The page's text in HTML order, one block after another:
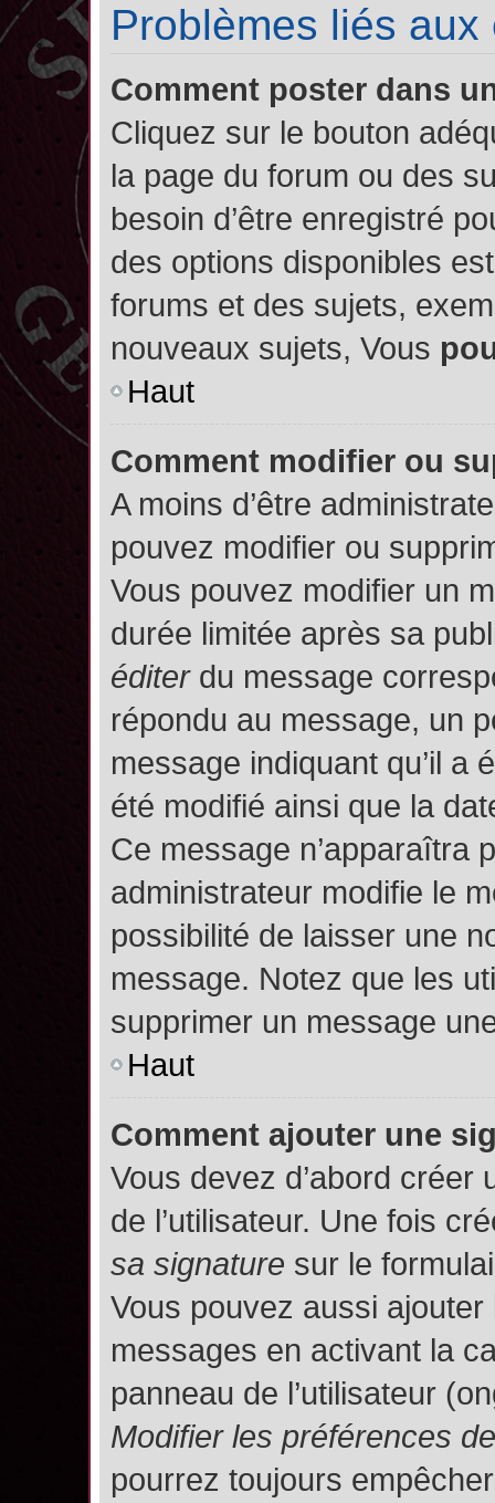
Problèmes liés
Comment poster dans
Cliquez sur le bouton
la page du forum ou des
besoin d’être enregistré
des options disponibles
forums et des sujets,
nouveaux sujets, Vous
Haut
Comment modifier ou
A moins d’être
pouvez modifier ou
Vous pouvez modifier un
durée limitée après sa
éditerdu message
répondu au message, un
message indiquant qu’il a
été modifié ainsi que la
Ce message n’apparaîtra
administrateur modifie le
possibilité de laisser une
message. Notez que les
supprimer un message
Haut
Comment ajouter une
Vous devez d’abord
de l’utilisateur. Une fois
sa signature sur le
Vous pouvez aussi
messages en activant la
panneau de l’utilisateur
Modifier les préférences
pourrez toujours